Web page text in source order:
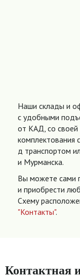
Наши склады и
с удобными
от КАД, со своей
комплектования
д транспортом
и Мурманска.
Вы можете сами
и приобрести
Схему
"Контакты".
Контактная